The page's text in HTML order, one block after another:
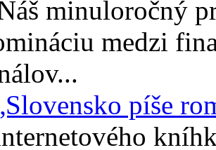
minuloročný
medzi
píše